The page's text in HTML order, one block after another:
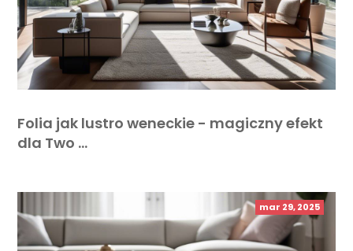
Folia jak lustro weneckie - magiczny efekt
dla Two …
mar 29, 2025